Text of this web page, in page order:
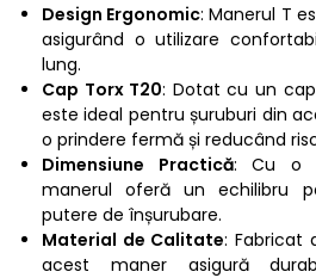
Design Ergonomic: Manerul T
asigurând o utilizare
lung.
Cap Torx T20: Dotat cu un
este ideal pentru șuruburi din
o prindere fermă și reducând
Dimensiune Practică: Cu o
manerul oferă un echilibru
putere de înșurubare.
Material de Calitate: Fabricat
acest maner asigură